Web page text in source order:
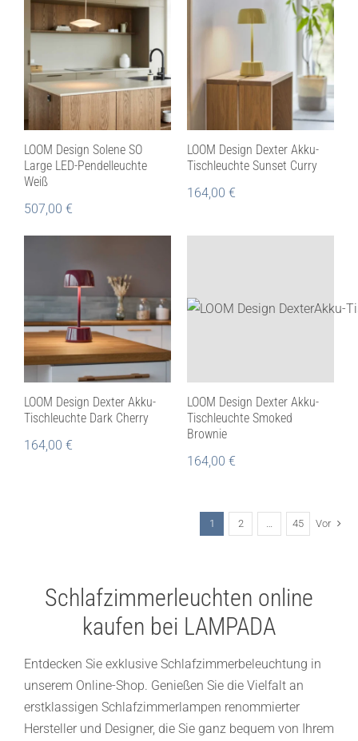
LOOM Design Solene SO
Large LED-Pendelleuchte
Weiß
507,00 €
LOOM Design Dexter Akku-
Tischleuchte Sunset Curry
164,00 €
LOOM Design Dexter Akku-
Tischleuchte Dark Cherry
164,00 €
LOOM Design Dexter Akku-
Tischleuchte Smoked
Brownie
164,00 €
1 2 … 45 Vor
Schlafzimmerleuchten online
kaufen bei LAMPADA
Entdecken Sie exklusive Schlafzimmerbeleuchtung in
unserem Online-Shop. Genießen Sie die Vielfalt an
erstklassigen Schlafzimmerlampen renommierter
Hersteller und Designer, die Sie ganz bequem von Ihrem